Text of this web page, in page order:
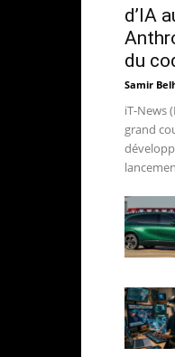
d’IA
du
Samir
iT-News
grand